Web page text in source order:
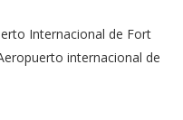
Internacional de Fort
internacional de